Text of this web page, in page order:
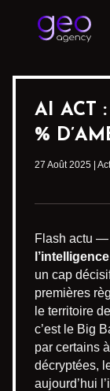
AI ACT
%
27 Août 2025
Flash actu —
un cap
premières
le territoire
c’est le Big
par certains
décryptées,
aujourd’hui